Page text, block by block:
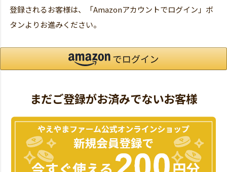
登録されるお客様は、「Amazonアカウントでログイン」ボ
タンよりお進みください。
まだご登録がお済みでないお客様